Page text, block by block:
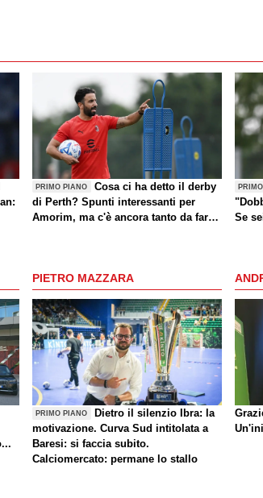
PRIMO PIANO
Cosa ci ha detto il derby
di Perth? Spunti interessanti per
Amorim, ma c'è ancora tanto da fare
Se
PIETRO MAZZARA
PRIMO PIANO
Dietro il silenzio Ibra: la
motivazione. Curva Sud intitolata a
Baresi: si faccia subito.
Calciomercato: permane lo stallo